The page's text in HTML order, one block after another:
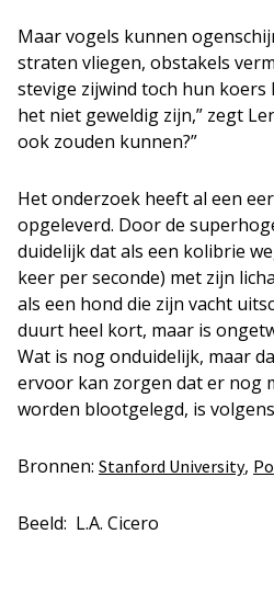
Maar vogels kunnen
straten vliegen, obstakels
stevige zijwind toch hun koers
het niet geweldig zijn,” zegt
ook zouden kunnen?”
Het onderzoek heeft al een
opgeleverd. Door de
duidelijk dat als een kolibrie
keer per seconde) met zijn
als een hond die zijn vacht
duurt heel kort, maar is
Wat is nog onduidelijk, maar
ervoor kan zorgen dat er nog
worden blootgelegd, is
Bronnen: Stanford University,
Beeld: L.A. Cicero